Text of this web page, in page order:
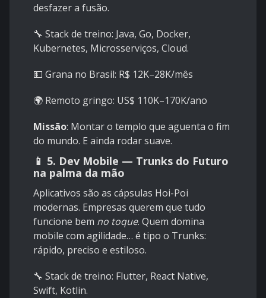
desfazer a fusão.
🔧 Stack de treino: Java, Go, Docker,
Kubernetes, Microsserviços, Cloud.
💵 Grana no Brasil: R$ 12K–28K/mês
🌍 Remoto gringo: US$ 110K–170K/ano
Missão: Montar o templo que aguenta o fim
do mundo. E ainda rodar suave.
📱 5. Dev Mobile — Trunks do Futuro
na palma da mão
Aplicativos são as cápsulas Hoi-Poi
modernas. Empresas querem que tudo
funcione bem no toque. Quem domina
mobile com agilidade… é tipo o Trunks:
rápido, preciso e estiloso.
🔧 Stack de treino: Flutter, React Native,
Swift, Kotlin.